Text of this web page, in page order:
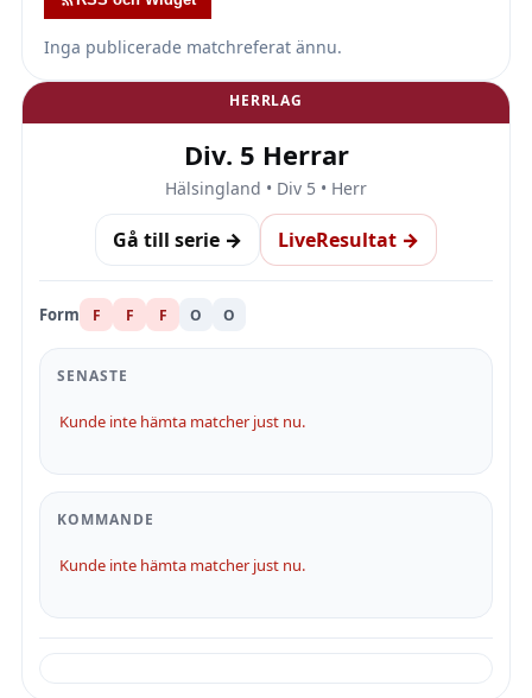
Inga publicerade matchreferat ännu.
HERRLAG
Div. 5 Herrar
Hälsingland • Div 5 • Herr
Gå till serie → LiveResultat →
Form F F F O O
SENASTE
Kunde inte hämta matcher just nu.
KOMMANDE
Kunde inte hämta matcher just nu.